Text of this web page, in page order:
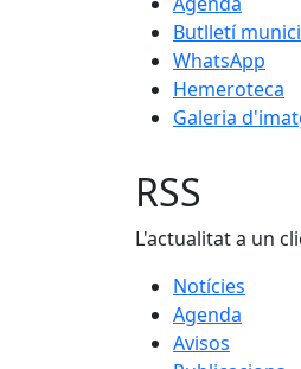
Butlletí
WhatsApp
Hemeroteca
Galeria
RSS
L'actualitat a un
Notícies
Agenda
Avisos